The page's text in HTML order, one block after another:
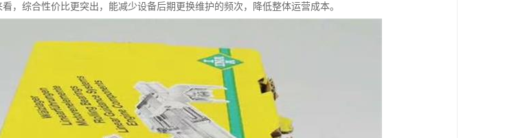
，综合性价比更突出，能减少设备后期更换维护的频次，降低整体运营成本。